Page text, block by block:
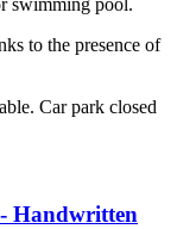
to the presence of
Car park closed
Handwritten